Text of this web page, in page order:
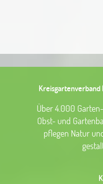
Über 4.000
Obst- und
pflegen Natur